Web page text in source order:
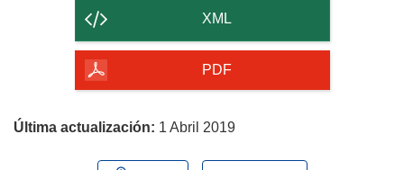
contenido
de
página
XML
PDF
Última actualización: 1 Abril 2019